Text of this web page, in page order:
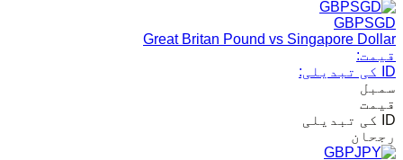
GBPSGD
Great Britan Pound vs Singapore Dollar
قیمت:
ID کی تبدیلی:
سمبل
قیمت
ID کی تبدیلی
رجحان